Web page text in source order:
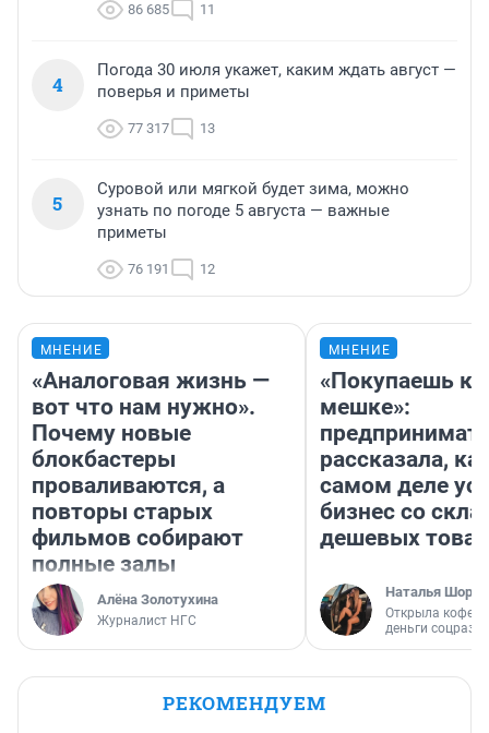
86 685 11
4
Погода 30 июля укажет, каким ждать август —
поверья и приметы
77 317 13
5
Суровой или мягкой будет зима, можно
узнать по погоде 5 августа — важные
приметы
76 191 12
МНЕНИЕ
«Аналоговая жизнь —
вот что нам нужно».
Почему новые
блокбастеры
проваливаются, а
повторы старых
фильмов собирают
полные залы
Алёна Золотухина
Журналист НГС
МНЕНИЕ
«Покупаешь
мешке»:
рассказала,
самом деле
бизнес со
дешевых
Наталья
Открыла
деньги
РЕКОМЕНДУЕМ